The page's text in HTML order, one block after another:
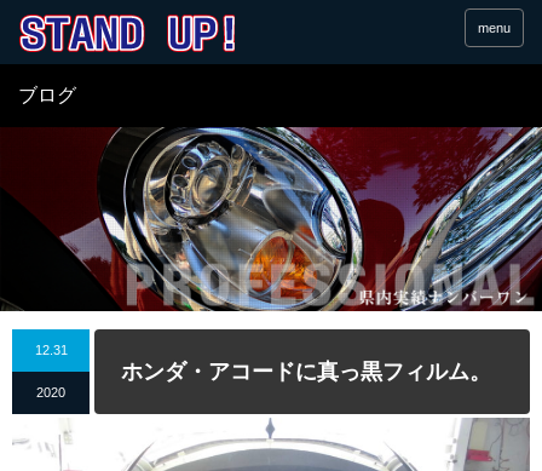
menu
ブログ
12.31
2020
ホンダ・アコードに真っ黒フィルム。